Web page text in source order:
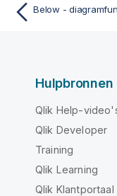
Below -
Hulpbronnen
Qlik Help-
Qlik Developer
Training
Qlik Learning
Qlik Klantportaal